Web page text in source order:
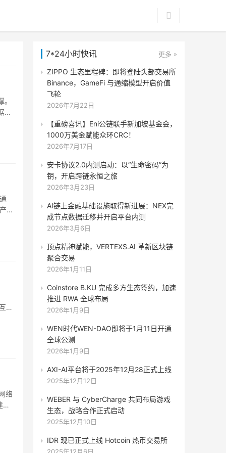
、
品
相
络
7*24小时快讯 更多 »
ZIPPO 生态里程碑：即将登陆头部交易所
Binance，GameFi 与通缩模型开启价值
飞轮
2026年7月22日
【重磅喜讯】Eni公链联手新加坡基金会，
1000万美金赋能众环CRC！
2026年7月17日
安卡协议2.0内测启动：以“生命密码”为
钥，开启跨链永恒之旅
2026年3月23日
AI链上金融基础设施取得新进展：NEX完
成节点数据迁移并开启平台内测
2026年3月6日
顶点精神赋能，VERTEXS.AI 革新区块链
聚合交易
2026年1月11日
Coinstore B.KU 完成多方生态签约，加速
推进 RWA 全球布局
2026年1月9日
WEN时代WEN-DAO即将于1月11日开通
全球公测
2026年1月9日
AXI-AI平台将于2025年12月28正式上线
2025年12月12日
WEBER 与 CyberCharge 共同布局游戏
生态，战略合作正式启动
2025年12月10日
IDR 现已正式上线 Hotcoin 热币交易所